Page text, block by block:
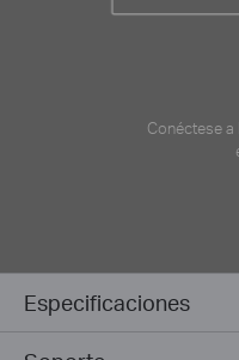
Conéctese
Especificaciones